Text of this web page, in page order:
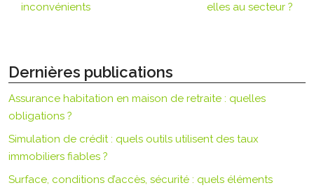
inconvénients
elles au secteur ?
Dernières publications
Assurance habitation en maison de retraite : quelles
obligations ?
Simulation de crédit : quels outils utilisent des taux
immobiliers fiables ?
Surface, conditions d’accès, sécurité : quels éléments